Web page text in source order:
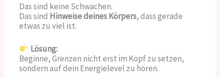
Das sind keine Schwächen.
Das sind Hinweise deines Körpers, dass gerade
etwas zu viel ist.
Lösung:
Beginne, Grenzen nicht erst im Kopf zu setzen,
sondern auf dein Energielevel zu hören.